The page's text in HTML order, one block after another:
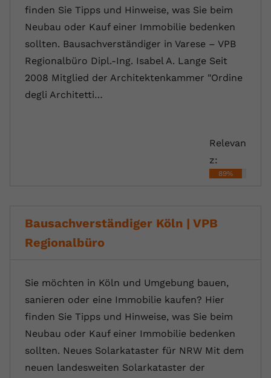
finden Sie Tipps und Hinweise, was Sie beim
Neubau oder Kauf einer Immobilie bedenken
sollten. Bausachverständiger in Varese – VPB
Regionalbüro Dipl.-Ing. Isabel A. Lange Seit
2008 Mitglied der Architektenkammer "Ordine
degli Architetti…
Relevan
z:
89%
Bausachverständiger Köln | VPB
Regionalbüro
Sie möchten in Köln und Umgebung bauen,
sanieren oder eine Immobilie kaufen? Hier
finden Sie Tipps und Hinweise, was Sie beim
Neubau oder Kauf einer Immobilie bedenken
sollten. Neues Solarkataster für NRW Mit dem
neuen landesweiten Solarkataster der